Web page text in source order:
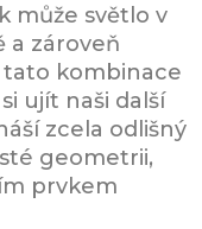
může světlo v
a zároveň
tato kombinace
ujít naši další
zcela odlišný
geometrii,
prvkem